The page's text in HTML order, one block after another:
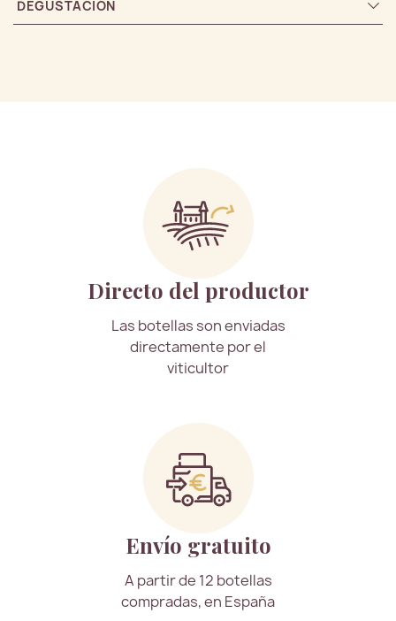
DEGUSTACIÓN
Directo del productor
Las botellas son enviadas
directamente por el
viticultor
Envío gratuito
A partir de 12 botellas
compradas, en España